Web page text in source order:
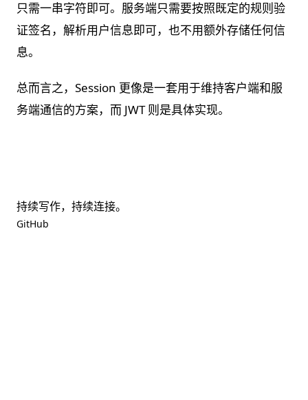
只需一串字符即可。服务端只需要按照既定的规则验
证签名，解析用户信息即可，也不用额外存储任何信
息。
总而言之，Session 更像是一套用于维持客户端和服
务端通信的方案，而 JWT 则是具体实现。
持续写作，持续连接。
GitHub